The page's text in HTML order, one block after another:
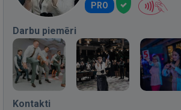
PRO
Darbu piemēri
Kontakti